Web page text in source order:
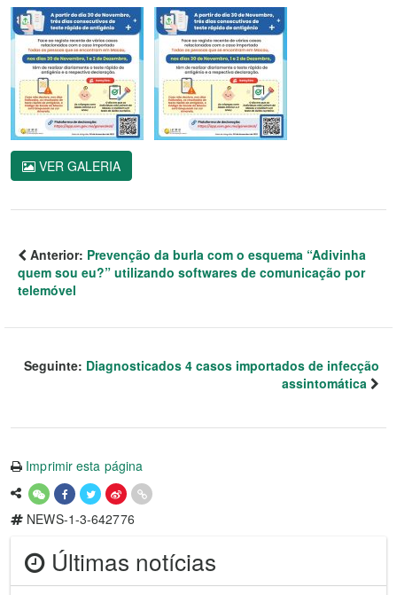
VER GALERIA
Anterior: Prevenção da burla com o esquema “Adivinha
quem sou eu?” utilizando softwares de comunicação por
telemóvel
Seguinte: Diagnosticados 4 casos importados de infecção
assintomática
Imprimir esta página
NEWS-1-3-642776
Últimas notícias